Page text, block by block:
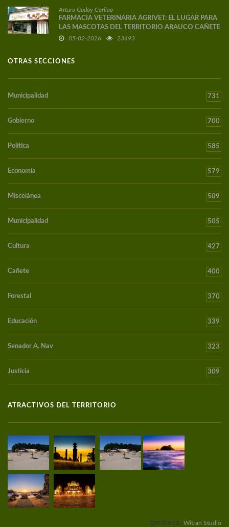
Arturo Godoy Carilao
FARMACIA VETERINARIA AGRIVET: EL LUGAR PARA
LAS MASCOTAS DEL TERRITORIO ARAUCO CAÑETE
05-02-2026 23493
OTRAS SECCIONES
Municipalidad 731
Gobierno 700
Política 585
Economía 579
Miscelánea 509
Municipalidad 505
Cultura 427
Cañete 400
Forestal 370
Educación 339
Senador A. Nav 323
Justicia 309
ATRACTIVOS DEL TERRITORIO
gentileza: Witran Studio